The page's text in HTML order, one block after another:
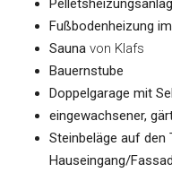
Fußbodenheizung
Sauna von Klafs
Bauernstube
Doppelgarage mit
eingewachsener,
Steinbeläge auf den
Hauseingang/